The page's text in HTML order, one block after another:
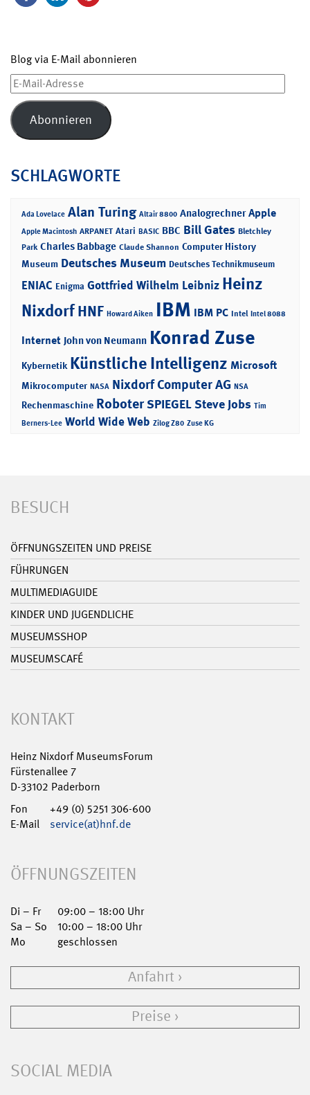
Blog via E-Mail abonnieren
E-
Mail-
Adresse
Abonnieren
SCHLAGWORTE
Ada Lovelace Alan Turing Altair 8800 Analogrechner Apple
Apple Macintosh ARPANET Atari BASIC BBC Bill Gates Bletchley
Park Charles Babbage Claude Shannon Computer History
Museum Deutsches Museum Deutsches Technikmuseum
ENIAC Enigma Gottfried Wilhelm Leibniz Heinz
NixdorfHNF Howard Aiken IBM IBM PC Intel Intel 8088
Internet John von Neumann Konrad Zuse
Kybernetik Künstliche Intelligenz Microsoft
Mikrocomputer NASA Nixdorf Computer AG NSA
Rechenmaschine RoboterSPIEGELSteve Jobs Tim
Berners-Lee World Wide Web Zilog Z80 Zuse KG
BESUCH
ÖFFNUNGSZEITEN UND PREISE
FÜHRUNGEN
MULTIMEDIAGUIDE
KINDER UND JUGENDLICHE
MUSEUMSSHOP
MUSEUMSCAFÉ
KONTAKT
Heinz Nixdorf MuseumsForum
Fürstenallee 7
D-33102 Paderborn
Fon
+49 (0) 5251 306-600
E-Mail
service(at)hnf.de
ÖFFNUNGSZEITEN
Di – Fr
09:00 – 18:00 Uhr
Sa – So
10:00 – 18:00 Uhr
Mo
geschlossen
Anfahrt
Preise
SOCIAL MEDIA